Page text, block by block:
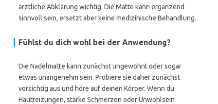
ärztliche Abklärung wichtig. Die Matte kann ergänzend
sinnvoll sein, ersetzt aber keine medizinische Behandlung.
Fühlst du dich wohl bei der Anwendung?
Die Nadelmatte kann zunächst ungewohnt oder sogar
etwas unangenehm sein. Probiere sie daher zunächst
vorsichtig aus und höre auf deinen Körper. Wenn du
Hautreizungen, starke Schmerzen oder Unwohlsein